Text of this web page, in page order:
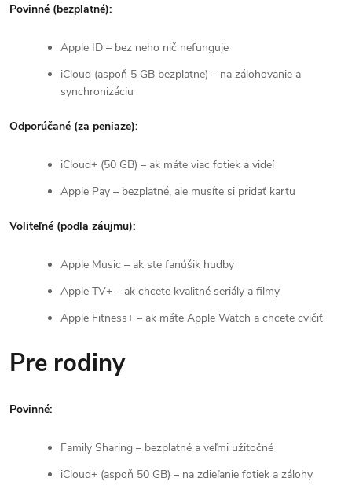
Povinné (bezplatné):
Apple ID – bez neho nič nefunguje
iCloud (aspoň 5 GB bezplatne) – na zálohovanie a
synchronizáciu
Odporúčané (za peniaze):
iCloud+ (50 GB) – ak máte viac fotiek a videí
Apple Pay – bezplatné, ale musíte si pridať kartu
Voliteľné (podľa záujmu):
Apple Music – ak ste fanúšik hudby
Apple TV+ – ak chcete kvalitné seriály a filmy
Apple Fitness+ – ak máte Apple Watch a chcete cvičiť
Pre rodiny
Povinné:
Family Sharing – bezplatné a veľmi užitočné
iCloud+ (aspoň 50 GB) – na zdieľanie fotiek a zálohy